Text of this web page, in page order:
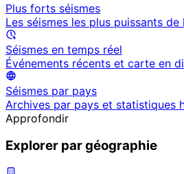
Plus forts séismes
Les séismes les plus puissants de
Séismes en temps réel
Événements récents et carte en
Séismes par pays
Archives par pays et statistiques
Approfondir
Explorer par géographie